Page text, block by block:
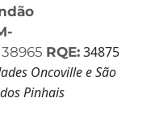
38965 RQE: 34875
Oncoville e São
Pinhais